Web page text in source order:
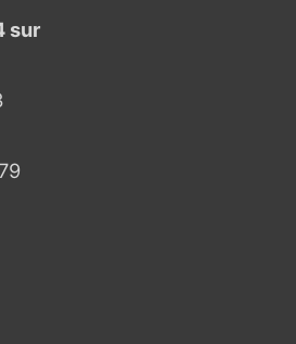
sur